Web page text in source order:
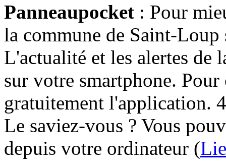
Panneaupocket : Pour
la commune de Saint-Loup
L'actualité et les alertes de
sur votre smartphone.
gratuitement l'application.
Le saviez-vous ? Vous
depuis votre ordinateur (